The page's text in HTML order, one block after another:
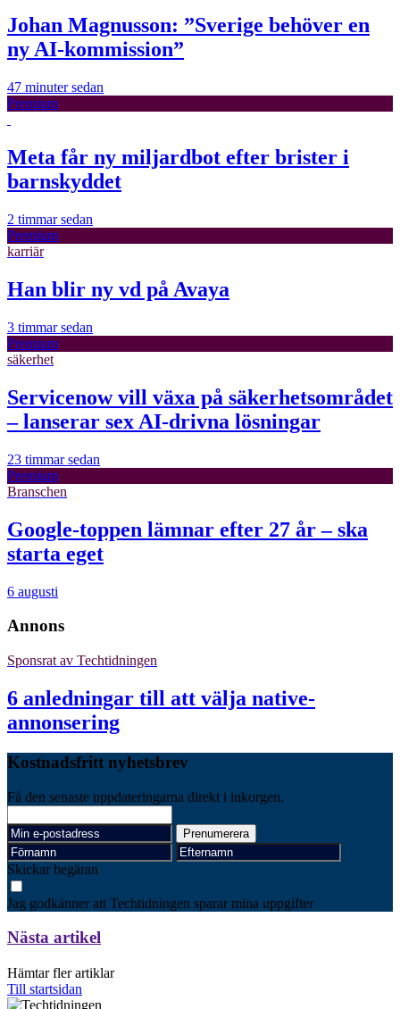
Johan Magnusson: ”Sverige behöver en
ny AI-kommission”
47 minuter sedan
Premium
Meta får ny miljardbot efter brister i
barnskyddet
2 timmar sedan
Premium
karriär
Han blir ny vd på Avaya
3 timmar sedan
Premium
säkerhet
Servicenow vill växa på säkerhetsområdet
– lanserar sex AI-drivna lösningar
23 timmar sedan
Premium
Branschen
Google-toppen lämnar efter 27 år – ska
starta eget
6 augusti
Annons
Sponsrat av Techtidningen
6 anledningar till att välja native-
annonsering
Kostnadsfritt nyhetsbrev
Få den senaste uppdateringarna direkt i inkorgen.
Skickar begäran
Jag godkänner att Techtidningen sparar mina uppgifter
Nästa artikel
Hämtar fler artiklar
Till startsidan